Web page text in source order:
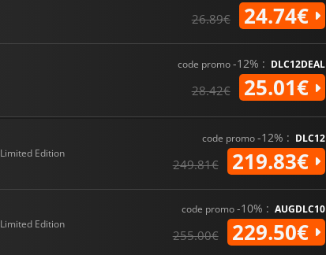
26.89€ 24.74€
code promo-12% : DLC12DEAL
28.42€ 25.01€
Limited Edition
code promo-12% : DLC12
249.81€ 219.83€
Limited Edition
code promo-10% : AUGDLC10
255.00€ 229.50€